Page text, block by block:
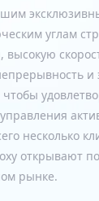
углам
чтобы
несколько
открывают
рынке.